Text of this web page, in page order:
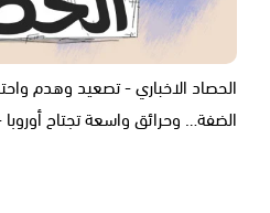
الحصاد الاخباري - تصعيد وهدم
الضفة… وحرائق واسعة تجتاح أوروبا -